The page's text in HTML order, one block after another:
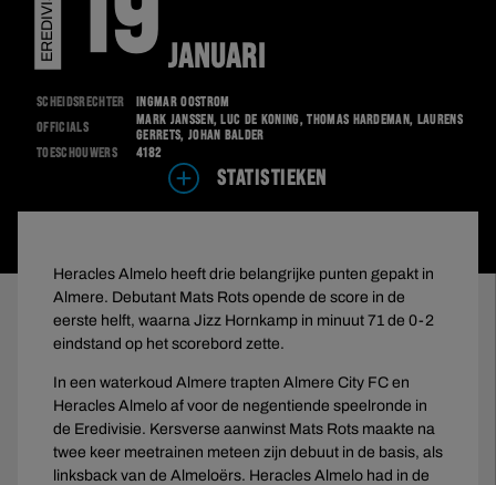
EREDIVISIE 19 JANUARI
Scheidsrechter
Ingmar Oostrom
Officials
Mark Janssen, Luc de Koning, Thomas Hardeman, Laurens
Gerrets, Johan Balder
Toeschouwers
4182
STATISTIEKEN
Heracles Almelo heeft drie belangrijke punten gepakt in
Almere. Debutant Mats Rots opende de score in de
eerste helft, waarna Jizz Hornkamp in minuut 71 de 0-2
eindstand op het scorebord zette.
In een waterkoud Almere trapten Almere City FC en
Heracles Almelo af voor de negentiende speelronde in
de Eredivisie. Kersverse aanwinst Mats Rots maakte na
twee keer meetrainen meteen zijn debuut in de basis, als
linksback van de Almeloërs. Heracles Almelo had in de